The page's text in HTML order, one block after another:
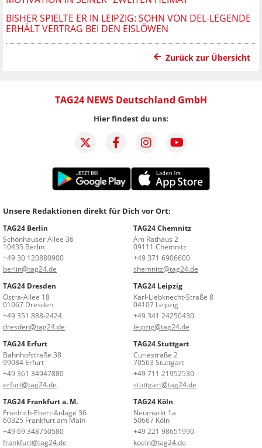
BISHER SPIELTE ER IN LEIPZIG: SOHN VON DEL-LEGENDE
ERHÄLT VERTRAG BEI DEN EISLÖWEN
Zurück zur Übersicht
TAG24 NEWS Deutschland GmbH
Hier findest du uns:
Unsere Redaktionen direkt für Dich vor Ort:
TAG24 Berlin
Schönhauser Allee 36
10435 Berlin
+49 30 120880900
berlin@tag24.de
TAG24 Chemnitz
Am Rathaus 2
09111 Chemnitz
+49 371 6906600
chemnitz@tag24.de
TAG24 Dresden
Ostra-Allee 18
01067 Dresden
+49 351 888-2424
dresden@tag24.de
TAG24 Leipzig
Karl-Liebknecht-Straße 8
04107 Leipzig
+49 341 24250430
leipzig@tag24.de
TAG24 Erfurt
Bahnhofstraße 38
99084 Erfurt
+49 361 34947880
erfurt@tag24.de
TAG24 Stuttgart
Curiestraße 2
70563 Stuttgart
+49 711 21952530
stuttgart@tag24.de
TAG24 Frankfurt a. M.
Friedrich-Ebert-Anlage 36
60325 Frankfurt am Main
+49 69 348750580
frankfurt@tag24.de
TAG24 Köln
Neumarkt 1a
50667 Köln
+49 221 98651990
koeln@tag24.de